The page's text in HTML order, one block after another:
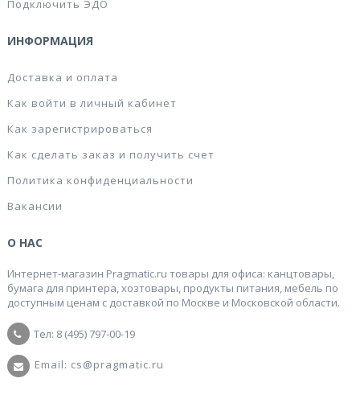
Подключить ЭДО
ИНФОРМАЦИЯ
Доставка и оплата
Как войти в личный кабинет
Как зарегистрироваться
Как сделать заказ и получить счет
Политика конфиденциальности
Вакансии
О НАС
Интернет-магазин Pragmatic.ru товары для офиса: канцтовары,
бумага для принтера, хозтовары, продукты питания, мебель по
доступным ценам с доставкой по Москве и Московской области.
Тел: 8 (495) 797-00-19
Email: cs@pragmatic.ru